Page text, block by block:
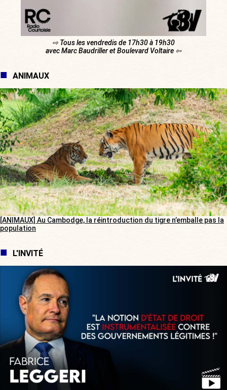
⇨ Tous les vendredis de 17h30 à 19h30
avec Marc Baudriller et Boulevard Voltaire ⇦
ANIMAUX
[ANIMAUX] Au Cambodge, la réintroduction du tigre n’emballe pas la
population
L'INVITÉ